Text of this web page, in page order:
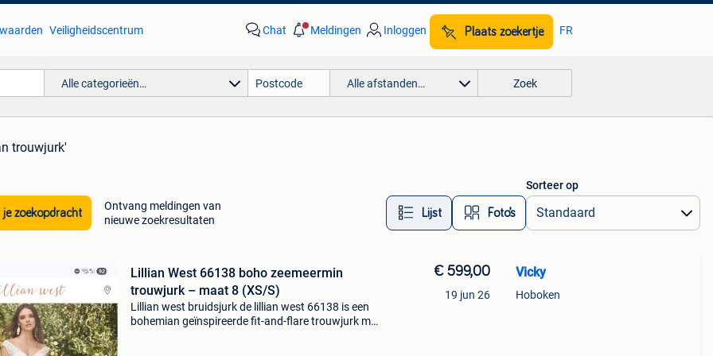
Veiligheidscentrum Chat Meldingen Inloggen Plaats zoekertje FR
Alle categorieën… Alle afstanden… Zoek
trouwjurk'
je zoekopdracht
Ontvang meldingen van
nieuwe zoekresultaten
Lijst Foto’s
Sorteer op
Lillian West 66138 boho zeemeermin
trouwjurk – maat 8 (XS/S)
Lillian west bruidsjurk de lillian west 66138 is een
bohemian geïnspireerde fit-and-flare trouwjurk met
€ 599,00
19 jun 26
Vicky
Hoboken